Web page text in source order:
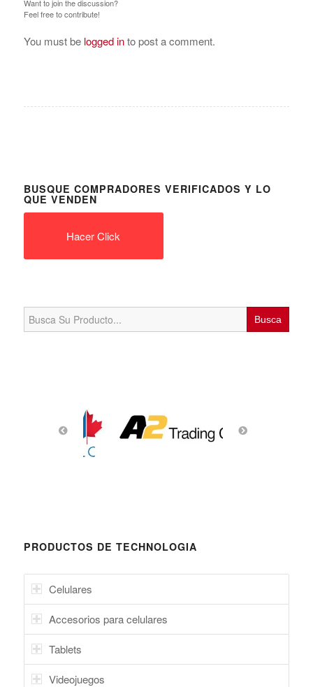
Want to join the discussion?
Feel free to contribute!
You must be logged into post a comment.
BUSQUE COMPRADORES VERIFICADOS Y LO
QUE VENDEN
Hacer Click
Search
for:
PRODUCTOS DE TECHNOLOGIA
Celulares
Accesorios para celulares
Tablets
Videojuegos